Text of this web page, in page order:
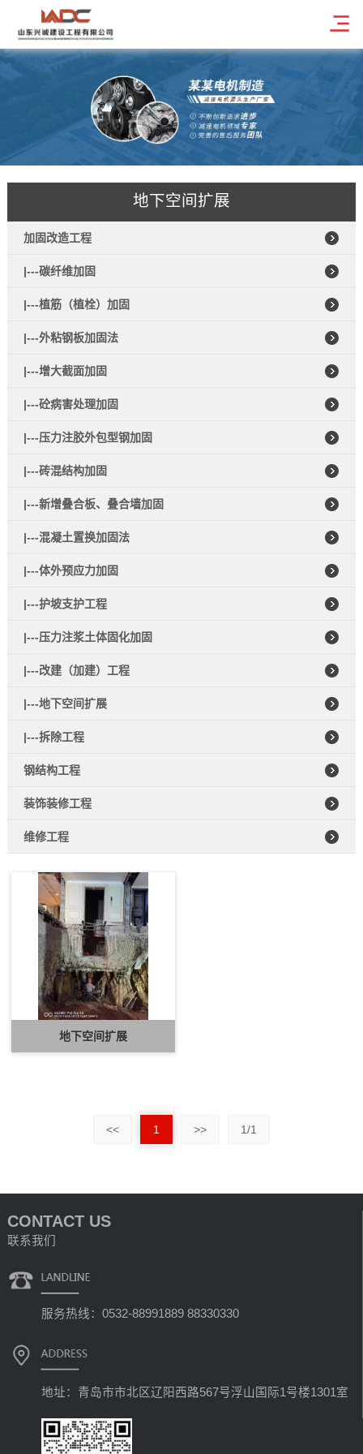
地下空间扩展
加固改造工程
|---碳纤维加固
|---植筋（植栓）加固
|---外粘钢板加固法
|---增大截面加固
|---砼病害处理加固
|---压力注胶外包型钢加固
|---砖混结构加固
|---新增叠合板、叠合墙加固
|---混凝土置换加固法
|---体外预应力加固
|---护坡支护工程
|---压力注浆土体固化加固
|---改建（加建）工程
|---地下空间扩展
|---拆除工程
钢结构工程
装饰装修工程
维修工程
地下空间扩展
<< 1 >> 1/1
CONTACT US
联系我们
服务热线：0532-88991889 88330330
地址：青岛市市北区辽阳西路567号浮山国际1号楼1301室